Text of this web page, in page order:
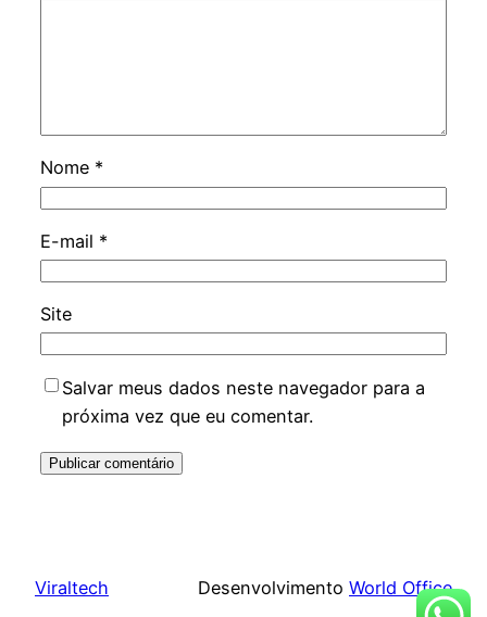
Nome *
E-mail *
Site
Salvar meus dados neste navegador para a
próxima vez que eu comentar.
Viraltech Desenvolvimento World Office